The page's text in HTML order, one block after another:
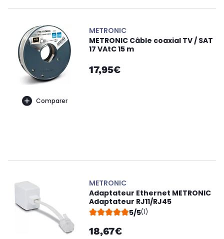
Comparer
METRONIC
METRONIC Câble coaxial TV / SAT
17 VAtC 15 m
17,95€
METRONIC
Adaptateur Ethernet METRONIC
Adaptateur RJ11/RJ45
5/5(1)
18,67€